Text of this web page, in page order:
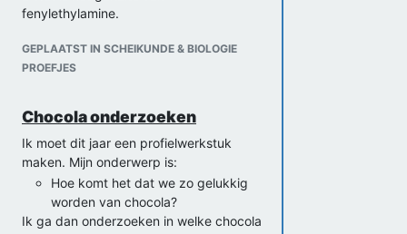
fenylethylamine.
Ik denk dat puur chocola het meeste
‘fenylethylamine’ stof bevat. Omdat het
toegevoegd is.
Werkplan:
Chocolade kopen. Verschillende
soorten.
Enquête maken . Vrouwen onderzoeken
wat voor chocola ze het gelukkigst
maakt.
GEPLAATST IN SCHEIKUNDE & BIOLOGIE
PROEFJES
Chocola onderzoeken
Ik moet dit jaar een profielwerkstuk
maken. Mijn onderwerp is:
Hoe komt het dat we zo gelukkig
worden van chocola?
Ik ga dan onderzoeken in welke chocola